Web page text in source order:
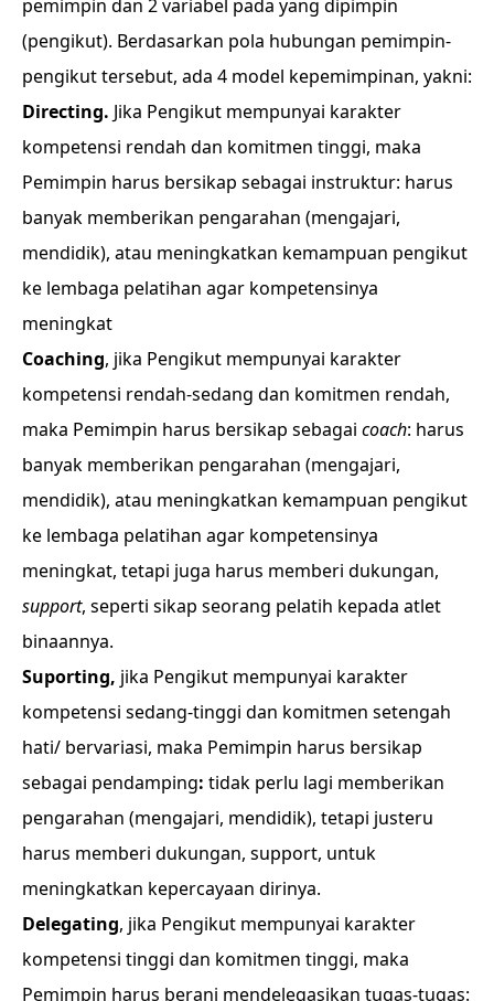
pemimpin dan 2 variabel pada yang dipimpin
(pengikut). Berdasarkan pola hubungan pemimpin-
pengikut tersebut, ada 4 model kepemimpinan, yakni:
Directing. Jika Pengikut mempunyai karakter
kompetensi rendah dan komitmen tinggi, maka
Pemimpin harus bersikap sebagai instruktur: harus
banyak memberikan pengarahan (mengajari,
mendidik), atau meningkatkan kemampuan pengikut
ke lembaga pelatihan agar kompetensinya
meningkat
Coaching, jika Pengikut mempunyai karakter
kompetensi rendah-sedang dan komitmen rendah,
maka Pemimpin harus bersikap sebagai coach: harus
banyak memberikan pengarahan (mengajari,
mendidik), atau meningkatkan kemampuan pengikut
ke lembaga pelatihan agar kompetensinya
meningkat, tetapi juga harus memberi dukungan,
support, seperti sikap seorang pelatih kepada atlet
binaannya.
Suporting, jika Pengikut mempunyai karakter
kompetensi sedang-tinggi dan komitmen setengah
hati/ bervariasi, maka Pemimpin harus bersikap
sebagai pendamping: tidak perlu lagi memberikan
pengarahan (mengajari, mendidik), tetapi justeru
harus memberi dukungan, support, untuk
meningkatkan kepercayaan dirinya.
Delegating, jika Pengikut mempunyai karakter
kompetensi tinggi dan komitmen tinggi, maka
Pemimpin harus berani mendelegasikan tugas-tugas: